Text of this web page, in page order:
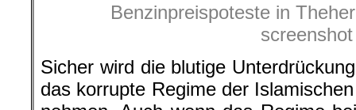
Benzinpreispoteste in
screenshot
Sicher wird die blutige
das korrupte Regime der